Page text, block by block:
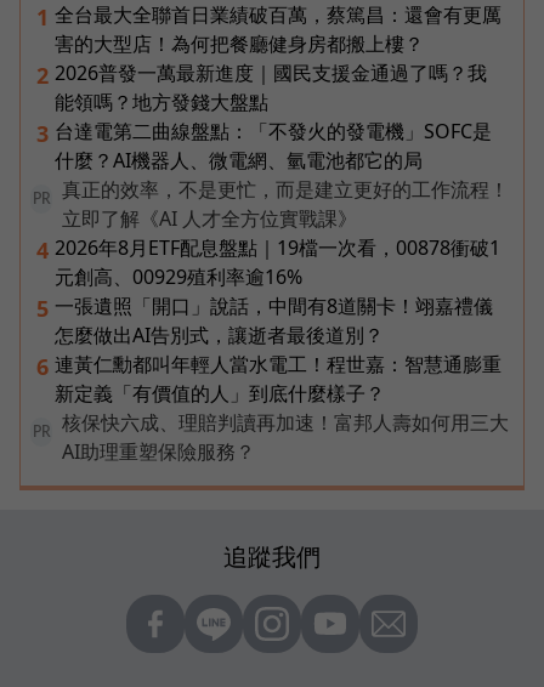
1 全台最大全聯首日業績破百萬，蔡篤昌：還會有更厲
害的大型店！為何把餐廳健身房都搬上樓？
2 2026普發一萬最新進度｜國民支援金通過了嗎？我
能領嗎？地方發錢大盤點
3 台達電第二曲線盤點：「不發火的發電機」SOFC是
什麼？AI機器人、微電網、氫電池都它的局
PR
真正的效率，不是更忙，而是建立更好的工作流程！
立即了解《AI 人才全方位實戰課》
4 2026年8月ETF配息盤點｜19檔一次看，00878衝破1
元創高、00929殖利率逾16%
5 一張遺照「開口」說話，中間有8道關卡！翊嘉禮儀
怎麼做出AI告別式，讓逝者最後道別？
6 連黃仁勳都叫年輕人當水電工！程世嘉：智慧通膨重
新定義「有價值的人」到底什麼樣子？
PR
核保快六成、理賠判讀再加速！富邦人壽如何用三大
AI助理重塑保險服務？
追蹤我們